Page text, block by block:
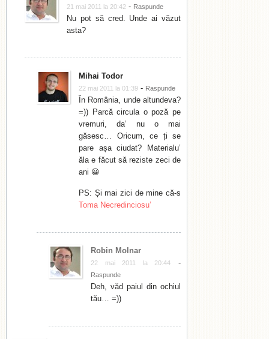
21 mai 2011 la 20:42 - Raspunde
Nu pot să cred. Unde ai văzut
asta?
Mihai Todor
22 mai 2011 la 01:39 - Raspunde
În România, unde altundeva?
=)) Parcă circula o poză pe
vremuri, da’ nu o mai
găsesc… Oricum, ce ți se
pare așa ciudat? Materialu’
ăla e făcut să reziste zeci de
ani 😀
PS: Și mai zici de mine că-s
Toma Necredinciosu’
Robin Molnar
22 mai 2011 la 20:44 -
Raspunde
Deh, văd paiul din ochiul
tău… =))